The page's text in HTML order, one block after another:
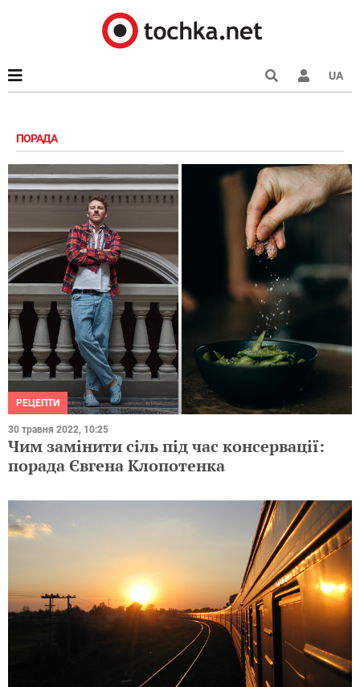
UA
ПОРАДА
РЕЦЕПТИ
30 травня 2022, 10:25
Чим замінити сіль під час консервації:
порада Євгена Клопотенка